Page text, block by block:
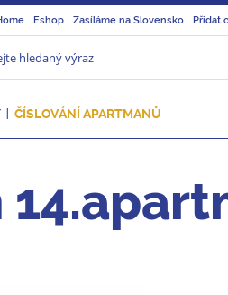
Eshop Zasíláme na Slovensko Přidat
ČÍSLOVÁNÍ APARTMANŮ